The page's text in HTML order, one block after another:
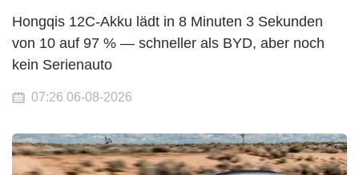
Hongqis 12C-Akku lädt in 8 Minuten 3 Sekunden
von 10 auf 97 % — schneller als BYD, aber noch
kein Serienauto
07:26 06-08-2026